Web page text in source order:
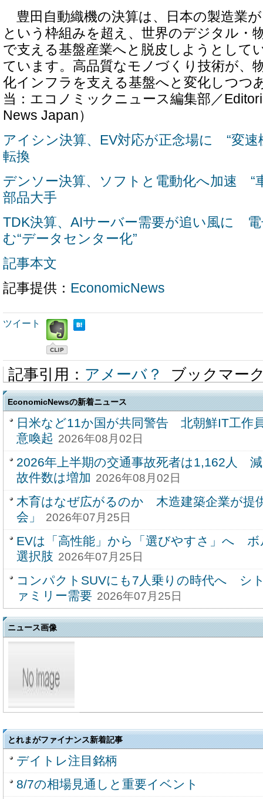
豊田自動織機の決算は、日本の製造業
という枠組みを超え、世界のデジタル・
で支える基盤産業へと脱皮しようとして
ています。高品質なモノづくり技術が、
化インフラを支える基盤へと変化しつつ
当：エコノミックニュース編集部／
News Japan）
アイシン決算、EV対応が正念場に “変速
転換
デンソー決算、ソフトと電動化へ加速 “
部品大手
TDK決算、AIサーバー需要が追い風に
む“データセンター化”
記事本文
記事提供： EconomicNews
ツイート
記事引用： アメーバ？ ブックマー
EconomicNewsの新着ニュース
日米など11か国が共同警告 北朝鮮IT工作
意喚起 2026年08月02日
2026年上半期の交通事故死者は1,162人
故件数は増加 2026年08月02日
木育はなぜ広がるのか 木造建築企業が提
会」
2026年07月25日
EVは「高性能」から「選びやすさ」へ
選択肢 2026年07月25日
コンパクトSUVにも7人乗りの時代へ シ
ァミリー需要 2026年07月25日
ニュース画像
とれまがファイナンス新着記事
デイトレ注目銘柄
8/7の相場見通しと重要イベント